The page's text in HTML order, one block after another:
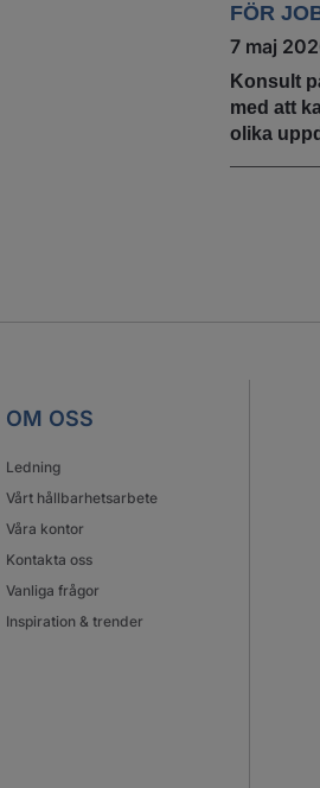
FÖR
7 maj
Konsult
med att
olika
OM OSS
Ledning
Vårt hållbarhetsarbete
Våra kontor
Kontakta oss
Vanliga frågor
Inspiration & trender